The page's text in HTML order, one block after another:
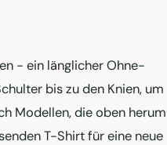
- ein länglicher Ohne-
bis zu den Knien, um
Modellen, die oben herum
T-Shirt für eine neue